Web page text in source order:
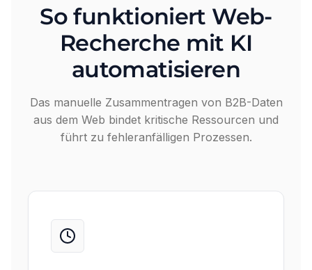
So funktioniert Web-
Recherche mit KI
automatisieren
Das manuelle Zusammentragen von B2B-Daten
aus dem Web bindet kritische Ressourcen und
führt zu fehleranfälligen Prozessen.